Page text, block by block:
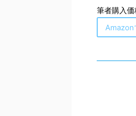
筆者購入
Amazon